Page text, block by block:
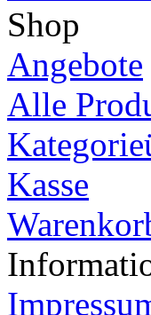
Shop
Angebote
Alle
Kasse